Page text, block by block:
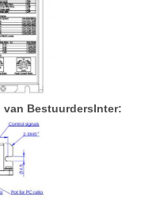
BestuurdersInter: